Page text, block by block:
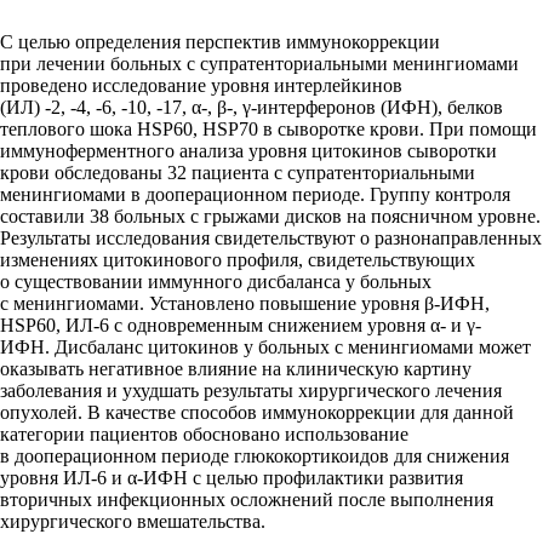
С целью определения перспектив иммунокоррекции
при лечении больных с супратенториальными менингиомами
проведено исследование уровня интерлейкинов
(ИЛ) -2, -4, -6, -10, -17, α-, β-, γ-интерферонов (ИФН), белков
теплового шока HSP60, HSP70 в сыворотке крови. При помощи
иммуноферментного анализа уровня цитокинов сыворотки
крови обследованы 32 пациента с супратенториальными
менингиомами в дооперационном периоде. Группу контроля
составили 38 больных с грыжами дисков на поясничном уровне.
Результаты исследования свидетельствуют о разнонаправленных
изменениях цитокинового профиля, свидетельствующих
о существовании иммунного дисбаланса у больных
с менингиомами. Установлено повышение уровня β-ИФН,
HSP60, ИЛ-6 с одновременным снижением уровня α- и γ-
ИФН. Дисбаланс цитокинов у больных с менингиомами может
оказывать негативное влияние на клиническую картину
заболевания и ухудшать результаты хирургического лечения
опухолей. В качестве способов иммунокоррекции для данной
категории пациентов обосновано использование
в дооперационном периоде глюкокортикоидов для снижения
уровня ИЛ-6 и α-ИФН с целью профилактики развития
вторичных инфекционных осложнений после выполнения
хирургического вмешательства.